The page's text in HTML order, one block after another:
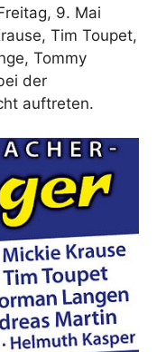
9. Mai
Tim Toupet,
Tommy
der
auftreten.